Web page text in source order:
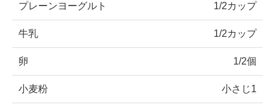
プレーンヨーグルト 1/2カップ
牛乳 1/2カップ
卵 1/2個
小麦粉 小さじ1